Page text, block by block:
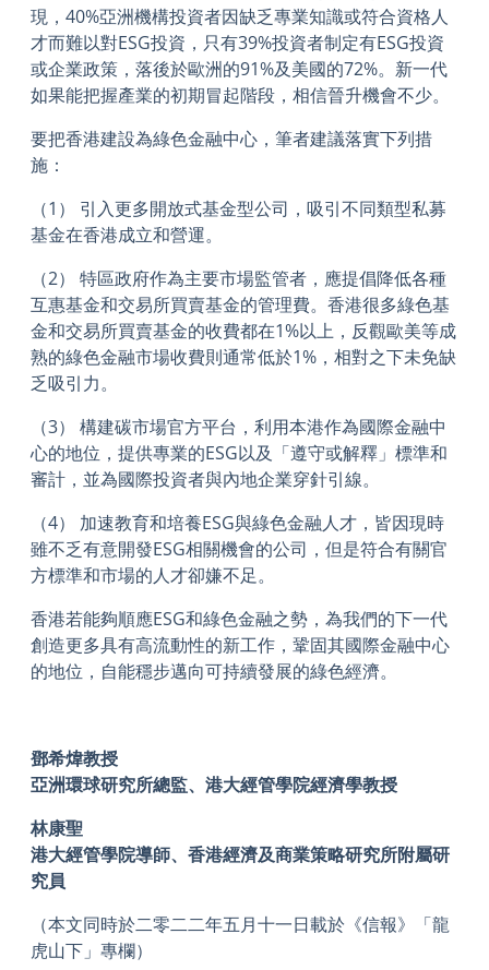
現，40%亞洲機構投資者因缺乏專業知識或符合資格人
才而難以對ESG投資，只有39%投資者制定有ESG投資
或企業政策，落後於歐洲的91%及美國的72%。新一代
如果能把握產業的初期冒起階段，相信晉升機會不少。
要把香港建設為綠色金融中心，筆者建議落實下列措
施：
（1） 引入更多開放式基金型公司，吸引不同類型私募
基金在香港成立和營運。
（2） 特區政府作為主要市場監管者，應提倡降低各種
互惠基金和交易所買賣基金的管理費。香港很多綠色基
金和交易所買賣基金的收費都在1%以上，反觀歐美等成
熟的綠色金融市場收費則通常低於1%，相對之下未免缺
乏吸引力。
（3） 構建碳市場官方平台，利用本港作為國際金融中
心的地位，提供專業的ESG以及「遵守或解釋」標準和
審計，並為國際投資者與內地企業穿針引線。
（4） 加速教育和培養ESG與綠色金融人才，皆因現時
雖不乏有意開發ESG相關機會的公司，但是符合有關官
方標準和市場的人才卻嫌不足。
香港若能夠順應ESG和綠色金融之勢，為我們的下一代
創造更多具有高流動性的新工作，鞏固其國際金融中心
的地位，自能穩步邁向可持續發展的綠色經濟。
鄧希煒教授
亞洲環球研究所總監、港大經管學院經濟學教授
林康聖
港大經管學院導師、香港經濟及商業策略研究所附屬研
究員
（本文同時於二零二二年五月十一日載於《信報》「龍
虎山下」專欄）